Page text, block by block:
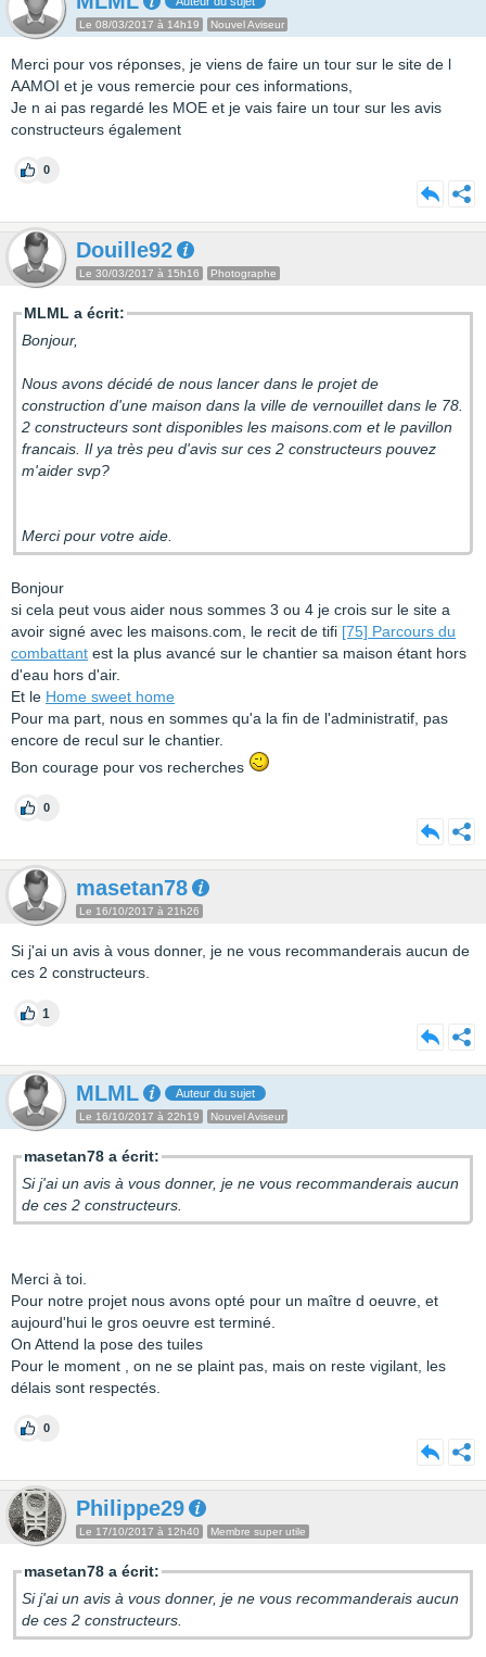
Le 08/03/2017 à 14h19 Nouvel Aviseur
Merci pour vos réponses, je viens de faire un tour sur le site de l
AAMOI et je vous remercie pour ces informations,
Je n ai pas regardé les MOE et je vais faire un tour sur les avis
constructeurs également
0
Douille92
Le 30/03/2017 à 15h16 Photographe
MLML a écrit:
Bonjour,
Nous avons décidé de nous lancer dans le projet de
construction d'une maison dans la ville de vernouillet dans le 78.
2 constructeurs sont disponibles les maisons.com et le pavillon
francais. Il ya très peu d'avis sur ces 2 constructeurs pouvez
m'aider svp?
Merci pour votre aide.
Bonjour
si cela peut vous aider nous sommes 3 ou 4 je crois sur le site a
avoir signé avec les maisons.com, le recit de tifi [75] Parcours du
combattant est la plus avancé sur le chantier sa maison étant hors
d'eau hors d'air.
Et le Home sweet home
Pour ma part, nous en sommes qu'a la fin de l'administratif, pas
encore de recul sur le chantier.
Bon courage pour vos recherches
0
masetan78
Le 16/10/2017 à 21h26
Si j'ai un avis à vous donner, je ne vous recommanderais aucun de
ces 2 constructeurs.
1
MLML Auteur du sujet
Le 16/10/2017 à 22h19 Nouvel Aviseur
masetan78 a écrit:
Si j'ai un avis à vous donner, je ne vous recommanderais aucun
de ces 2 constructeurs.
Merci à toi.
Pour notre projet nous avons opté pour un maître d oeuvre, et
aujourd'hui le gros oeuvre est terminé.
On Attend la pose des tuiles
Pour le moment , on ne se plaint pas, mais on reste vigilant, les
délais sont respectés.
0
Philippe29
Le 17/10/2017 à 12h40 Membre super utile
masetan78 a écrit:
Si j'ai un avis à vous donner, je ne vous recommanderais aucun
de ces 2 constructeurs.